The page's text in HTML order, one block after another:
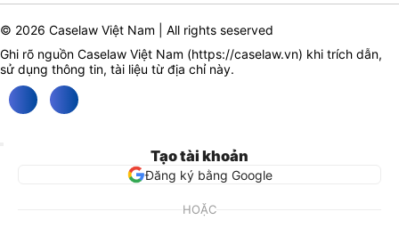
© 2026 Caselaw Việt Nam | All rights seserved
Ghi rõ nguồn Caselaw Việt Nam (https://caselaw.vn) khi trích dẫn,
sử dụng thông tin, tài liệu từ địa chỉ này.
Tạo tài khoản
Đăng ký bằng Google
HOẶC